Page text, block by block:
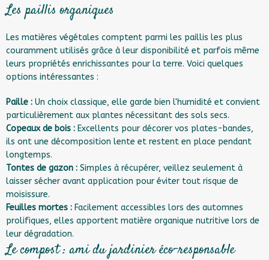
Les paillis organiques
Les matières végétales comptent parmi les paillis les plus
couramment utilisés grâce à leur disponibilité et parfois même
leurs propriétés enrichissantes pour la terre. Voici quelques
options intéressantes :
Paille : Un choix classique, elle garde bien l'humidité et convient
particulièrement aux plantes nécessitant des sols secs.
Copeaux de bois : Excellents pour décorer vos plates-bandes,
ils ont une décomposition lente et restent en place pendant
longtemps.
Tontes de gazon : Simples à récupérer, veillez seulement à
laisser sécher avant application pour éviter tout risque de
moisissure.
Feuilles mortes : Facilement accessibles lors des automnes
prolifiques, elles apportent matière organique nutritive lors de
leur dégradation.
Le compost : ami du jardinier éco-responsable